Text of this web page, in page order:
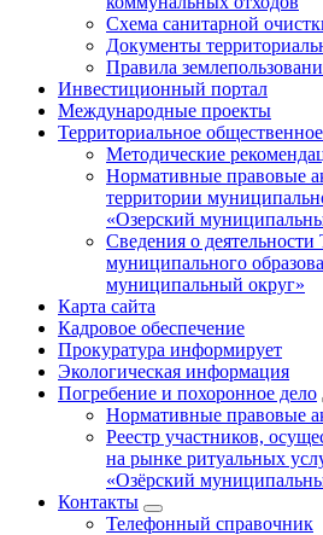
Схема санитарной
Документы
Правила
Инвестиционный портал
Международные проекты
Территориальное
Методические
Нормативные правовые
территории
«Озерский
Сведения о
муниципального
муниципальный округ»
Карта сайта
Кадровое обеспечение
Прокуратура информирует
Экологическая информация
Погребение и похоронное дело
Нормативные правовые
Реестр участников,
на рынке ритуальных
«Озёрский
Контакты
Телефонный справочник